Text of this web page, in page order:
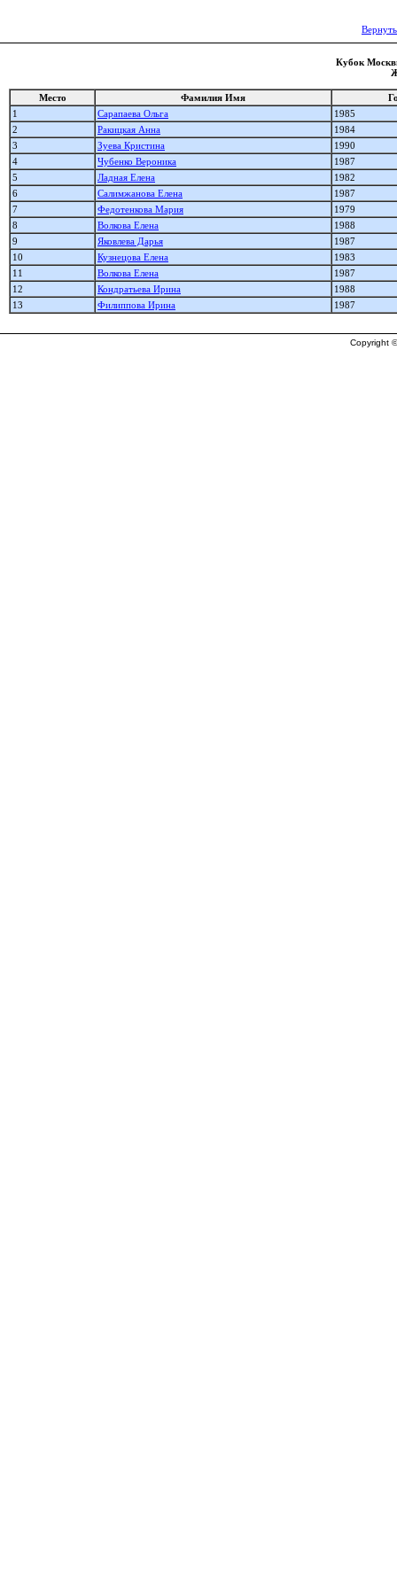
Кубок
Место Фамилия Имя
1
Сарапаева Ольга
1985
2
Ракицкая Анна
1984
3
Зуева Кристина
1990
4
Чубенко Вероника
1987
5
Ладная Елена
1982
6
Салимжанова Елена
1987
7
Федотенкова Мария
1979
8
Волкова Елена
1988
9
Яковлева Дарья
1987
10
Кузнецова Елена
1983
11
Волкова Елена
1987
12
Кондратьева Ирина
1988
13
Филиппова Ирина 1987
Copyright